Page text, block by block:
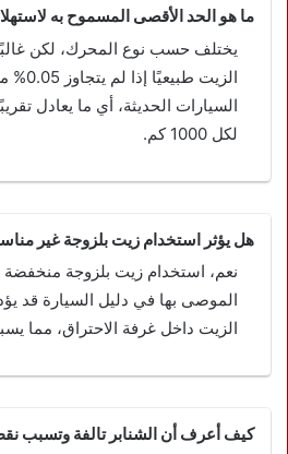
ما هو الحد الأقصى المسموح به
يختلف حسب نوع المحرك، لكن غالبًا
الزيت
لكل 1000 كم.
هل يؤثر استخدام زيت بلزوجة غير
نعم، استخدام زيت بلزوجة منخفضة
الموصى بها في دليل السيارة قد
الزيت داخل غرفة الاحتراق، مما
كيف أعرف أن الشنابر تالفة وتسبب